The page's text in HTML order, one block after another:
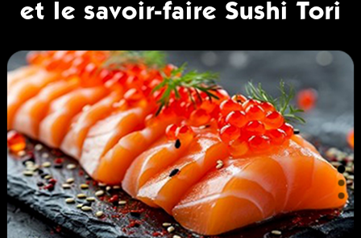
et le savoir-faire Sushi Tori